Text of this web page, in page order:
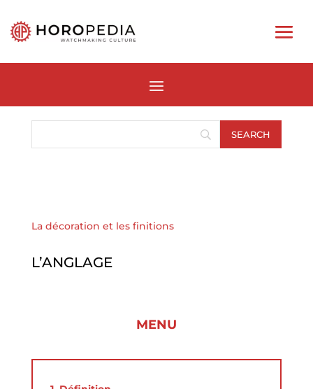
La décoration et les finitions
L’ANGLAGE
MENU